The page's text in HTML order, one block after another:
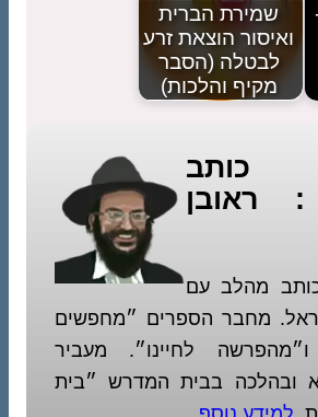
שמירת הברית
ואיסור הוצאת זרע
לבטלה (הסבר
מקיף והלכות)
כותב
ראובן
מהלב עם
מחבר הספרים ״מחפשים
לחיינו״. מעביר
ובהלכה בבית המדרש ״בית